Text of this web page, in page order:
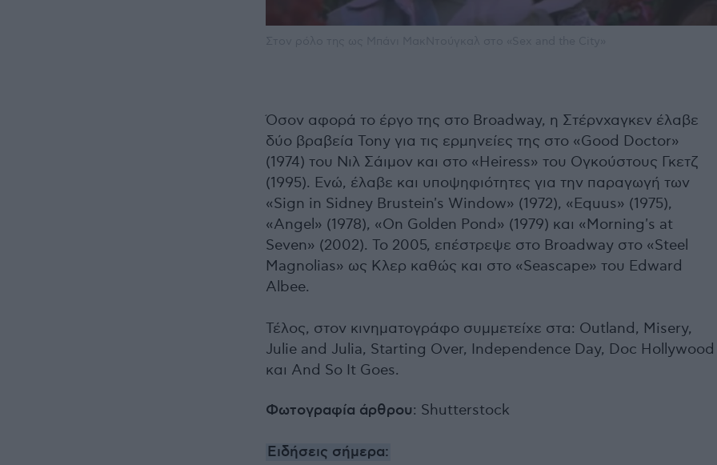
Όσον αφορά το έργο της στο Broadway, η Στέρνχαγκεν έλαβε
δύο βραβεία Tony για τις ερμηνείες της στο «Good Doctor»
(1974) του Νιλ Σάιμον και στο «Heiress» του Ογκούστους Γκετζ
(1995). Ενώ, έλαβε και υποψηφιότητες για την παραγωγή των
«Sign in Sidney Brustein's Window» (1972), «Equus» (1975),
«Angel» (1978), «On Golden Pond» (1979) και «Morning's at
Seven» (2002). Το 2005, επέστρεψε στο Broadway στο «Steel
Magnolias» ως Κλερ καθώς και στο «Seascape» του Edward
Albee.
Τέλος, στον κινηματογράφο συμμετείχε στα: Outland, Misery,
Julie and Julia, Starting Over, Independence Day, Doc Hollywood
και And So It Goes.
Φωτογραφία άρθρου: Shutterstock
Ειδήσεις σήμερα: